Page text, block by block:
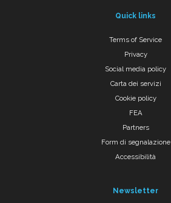
Quick links
Terms of Service
Privacy
Social media policy
Carta dei servizi
Cookie policy
FEA
Partners
Form di segnalazione
Accessibilità
Newsletter